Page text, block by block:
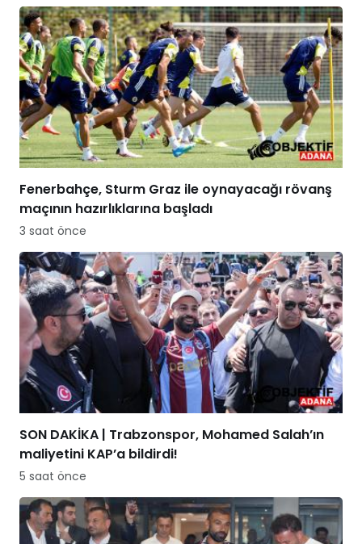
Fenerbahçe, Sturm Graz ile oynayacağı rövanş
maçının hazırlıklarına başladı
3 saat önce
SON DAKİKA | Trabzonspor, Mohamed Salah’ın
maliyetini KAP’a bildirdi!
5 saat önce